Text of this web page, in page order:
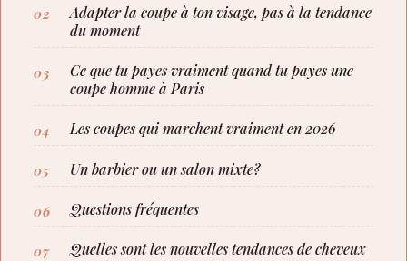
Adapter la coupe à ton visage, pas à la tendance
du moment
Ce que tu payes vraiment quand tu payes une
coupe homme à Paris
Les coupes qui marchent vraiment en 2026
Un barbier ou un salon mixte?
Questions fréquentes
Quelles sont les nouvelles tendances de cheveux